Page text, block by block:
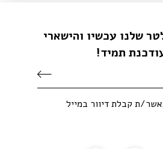
שלנו עכשיו והישארי
תמיד!